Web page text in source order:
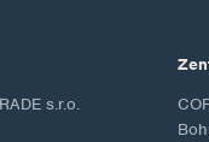
s.r.o.